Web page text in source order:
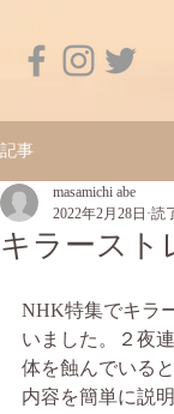
記事
キラースト
masamichi abe
2022年2月28日 読
NHK特集でキラ
いました。２夜
体を蝕んでいる
内容を簡単に説